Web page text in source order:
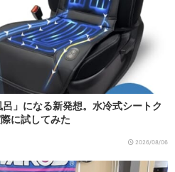
」になる新発想。水冷式シートク
に試してみた
2026/08/06